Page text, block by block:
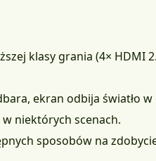
klasy grania (4× HDMI
ekran odbija światło
niektórych scenach.
sposobów na